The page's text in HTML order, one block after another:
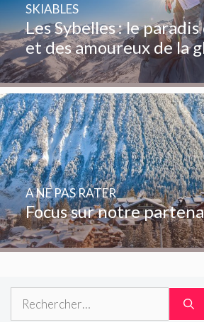
Les Sybelles : le
et des amoureux de la
SKIABLES
Focus sur notre
A NE PAS RATER